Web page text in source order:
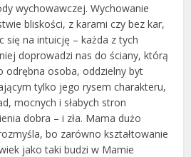
wychowawczej. Wychowanie
bliskości, z karami czy bez kar,
się na intuicję – każda z tych
doprowadzi nas do ściany, którą
odrębna osoba, oddzielny byt
tylko jego rysem charakteru,
mocnych i słabych stron
dobra – i zła. Mama dużo
bo zarówno kształtowanie
jako taki budzi w Mamie